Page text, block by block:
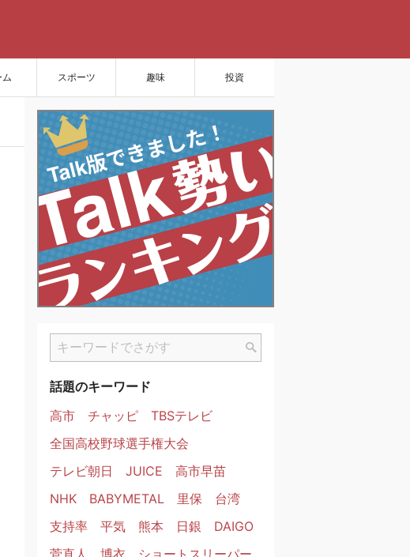
ム スポーツ 趣味 投資
話題のキーワード
高市
チャッピ
TBSテレビ
全国高校野球選手権大会
テレビ朝日
JUICE
高市早苗
NHK
BABYMETAL 里保
台湾
支持率
平気 熊本 日銀
DAIGO
菅直人
博衣
ショートスリーパー